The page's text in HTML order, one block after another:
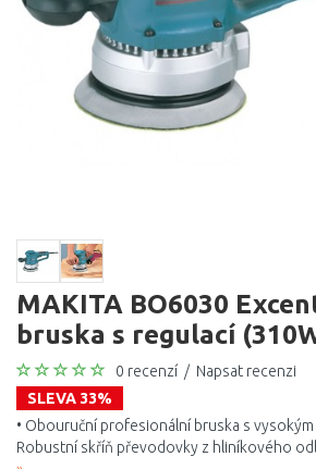
MAKITA BO6030
bruska s regulací
0 recenzí / Napsat recenzi
SLEVA 33%
• Obouruční profesionální bruska s
Robustní skříň převodovky z hliníkového